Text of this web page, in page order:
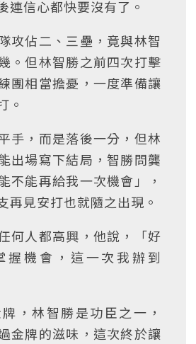
連信心都快要沒有了。
攻佔二、三壘，竟與林智
。但林智勝之前四次打擊
團相當擔憂，一度準備讓
。
手，而是落後一分，但林
出場寫下結局，智勝問龔
不能再給我一次機會」，
再見安打也就隨之出現。
何人都高興，他說，「好
握機會，這一次我辦到
，林智勝是功臣之一，
金牌的滋味，這次終於讓